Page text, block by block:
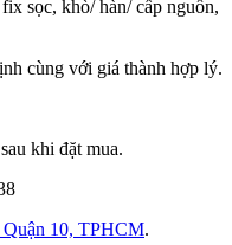
sọc, khò/ hàn/ cấp nguồn,
cùng với giá thành hợp lý.
khi đặt mua.
Quận 10, TPHCM.